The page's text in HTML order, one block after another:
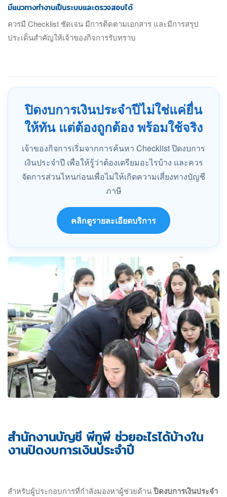
มีแนวทางทำงานเป็นระบบและตรวจสอบได้
ควรมี Checklist ชัดเจน มีการติดตามเอกสาร และมีการสรุป
ประเด็นสำคัญให้เจ้าของกิจการรับทราบ
ปิดงบการเงินประจำปีไม่ใช่แค่ยื่น
ให้ทัน แต่ต้องถูกต้อง พร้อมใช้จริง
เจ้าของกิจการเริ่มจากการค้นหา Checklist ปิดงบการ
เงินประจำปี เพื่อให้รู้ว่าต้องเตรียมอะไรบ้าง และควร
จัดการส่วนไหนก่อนเพื่อไม่ให้เกิดความเสี่ยงทางบัญชี
ภาษี
คลิกดูรายละเอียดบริการ
สำนักงานบัญชี พีทูพี ช่วยอะไรได้บ้างใน
งานปิดงบการเงินประจำปี
สำหรับผู้ประกอบการที่กำลังมองหาผู้ช่วยด้านปิดงบการเงินประจำ